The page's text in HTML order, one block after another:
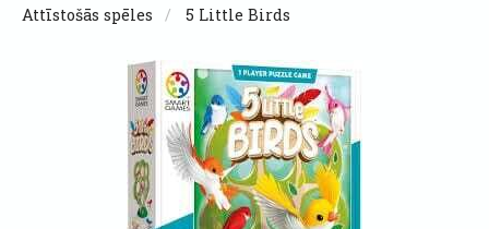
Attīstošās spēles
5 Little Birds